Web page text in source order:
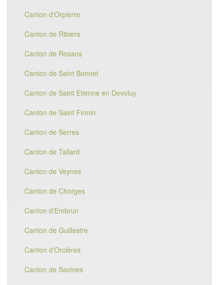
Canton d'Orpierre
Canton de Ribiers
Canton de Rosans
Canton de Saint Bonnet
Canton de Saint Etienne en Devoluy
Canton de Saint Firmin
Canton de Serres
Canton de Tallard
Canton de Veynes
Canton de Chorges
Canton d'Embrun
Canton de Guillestre
Canton d'Orcières
Canton de Savines